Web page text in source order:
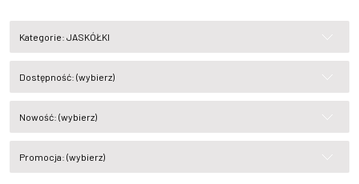
Kategorie: JASKÓŁKI
Dostępność: (wybierz)
Nowość: (wybierz)
Promocja: (wybierz)